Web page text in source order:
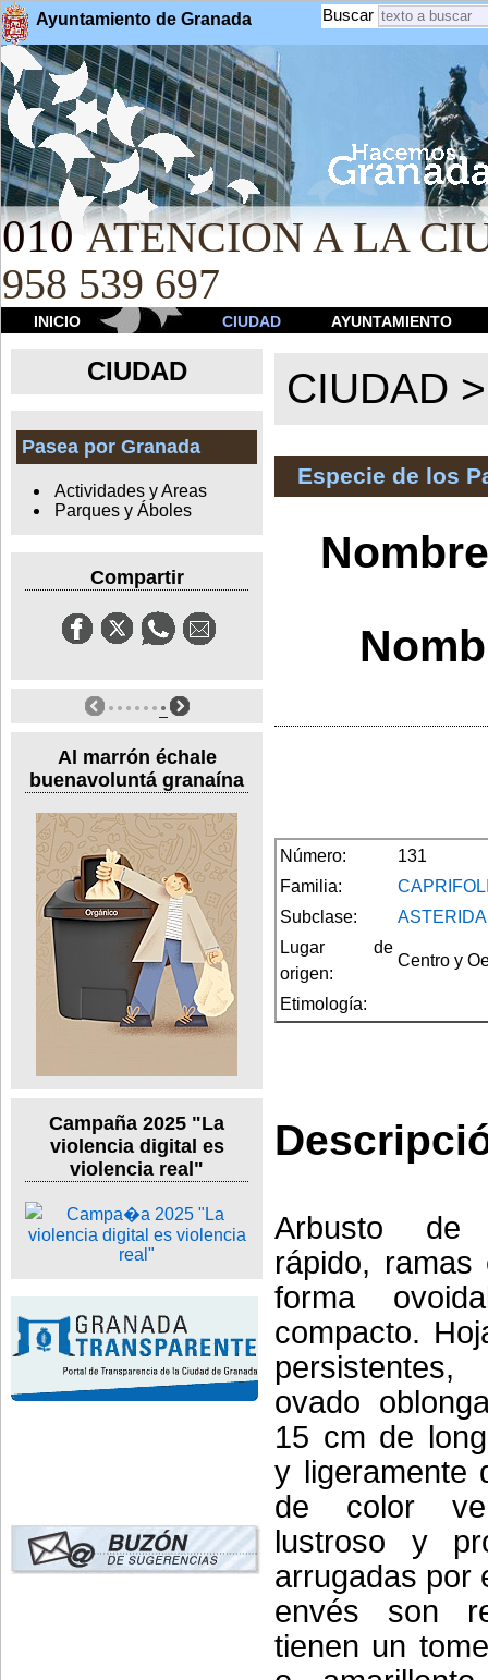
Ayuntamiento de Granada Buscar
010 ATENCION A LA
958 539 697
INICIO CIUDAD AYUNTAMIENTO
CIUDAD
Pasea por Granada
Actividades y Areas
Parques y Áboles
Compartir
Al marrón échale
buenavoluntá granaína
Campaña 2025 "La
violencia digital es
violencia real"
CIUDAD
Especie de los
Número:
131
Familia:
Subclase:
Lugar de
origen:
Centro y
Etimología:
Arbusto de
rápido, ramas
forma
compacto.
ovado
15 cm de
y ligeramente
de color
lustroso y
arrugadas por
envés son
tienen un